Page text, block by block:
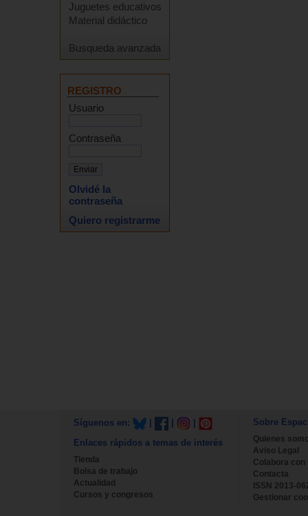
Juguetes educativos
Material didáctico
Busqueda avanzada
REGISTRO
Usuario
Contraseña
Olvidé la
contraseña
Quiero registrarme
Síguenos en:
Enlaces rápidos a temas de interés
Tienda
Bolsa de trabajo
Actualidad
Cursos y congresos
Sobre
Quienes
Aviso Legal
Colabora
Contacta
ISSN 2013-
Gestionar